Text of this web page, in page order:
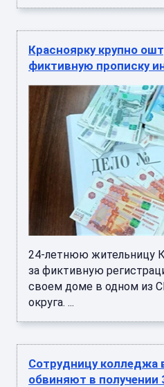
Красноярку крупно
фиктивную прописку
24-летнюю жительницу
за фиктивную
своем доме в одном из
округа. ...
Сотрудницу колледжа
обвиняют в получении